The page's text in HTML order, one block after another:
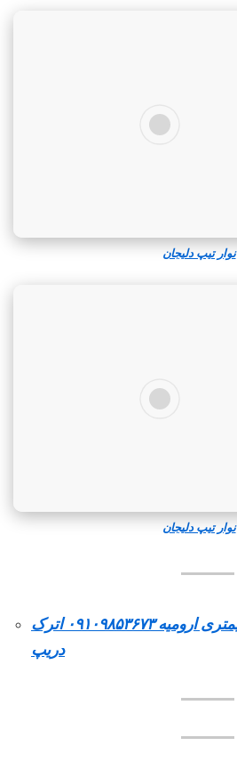
نوار تیپ دلیجان
نوار تیپ دلیجان
لوله پلی اتیلن ۱۶۰ میلیمتری ارومیه ۰۹۱۰۹۸۵۳۶۷۳ اترک
دریپ